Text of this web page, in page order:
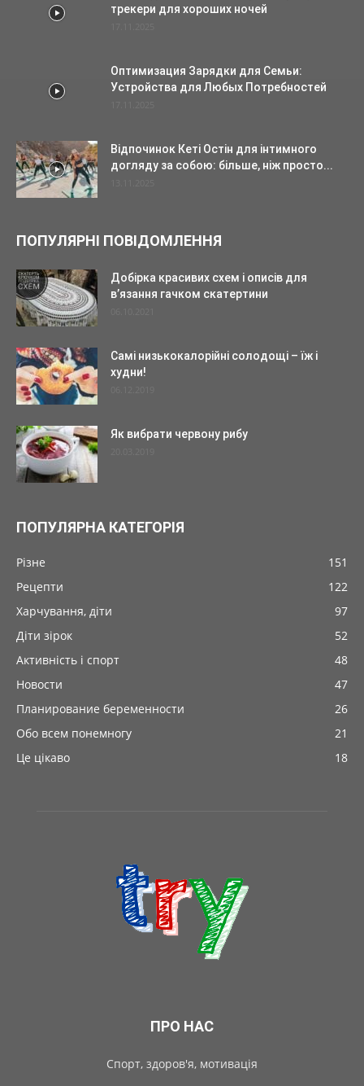
трекери для хороших ночей
Оптимизация Зарядки для Семьи:
Устройства для Любых Потребностей
Відпочинок Кеті Остін для інтимного
догляду за собою: більше, ніж просто...
ПОПУЛЯРНІ ПОВІДОМЛЕННЯ
Добірка красивих схем і описів для
в’язання гачком скатертини
Самі низькокалорійні солодощі – їж і
худни!
Як вибрати червону рибу
ПОПУЛЯРНА КАТЕГОРІЯ
Різне
151
Рецепти
122
Харчування, діти
97
Діти зірок
52
Активність і спорт
48
Новости
47
Планирование беременности
26
Обо всем понемногу
21
Це цікаво
18
ПРО НАС
Спорт, здоров'я, мотивація